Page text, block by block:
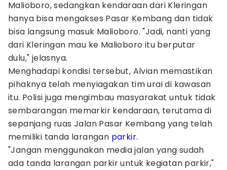
Malioboro, sedangkan kendaraan dari Kleringan
hanya bisa mengakses Pasar Kembang dan tidak
bisa langsung masuk Malioboro. "Jadi, nanti yang
dari Kleringan mau ke Malioboro itu berputar
dulu," jelasnya.
Menghadapi kondisi tersebut, Alvian memastikan
pihaknya telah menyiagakan tim urai di kawasan
itu. Polisi juga mengimbau masyarakat untuk tidak
sembarangan memarkir kendaraan, terutama di
sepanjang ruas Jalan Pasar Kembang yang telah
memiliki tanda larangan parkir.
"Jangan menggunakan media jalan yang sudah
ada tanda larangan parkir untuk kegiatan parkir,"